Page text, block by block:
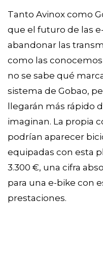
Tanto Avinox como
que el futuro de las
abandonar las
como las
no se sabe qué
sistema de Gobao,
llegarán más rápido
imaginan. La propia
podrían aparecer
equipadas con esta
3.300 €, una cifra
para una e-bike con
prestaciones.